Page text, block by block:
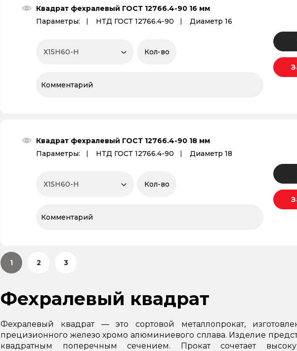
Квадрат фехралевый ГОСТ 12766.4-90 16 мм
Параметры:
НТД ГОСТ 12766.4-90 Диаметр 16
Квадрат фехралевый ГОСТ 12766.4-90 18 мм
Параметры:
НТД ГОСТ 12766.4-90 Диаметр 18
1 2 3
Фехралевый квадрат
Фехралевый квадрат — это сортовой металлопрокат,
прецизионного железо хромо алюминиевого сплава. Изделие
квадратным поперечным сечением. Прокат сочетает